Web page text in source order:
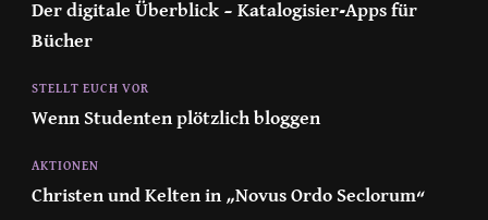
Der digitale Überblick – Katalogisier-Apps für
Bücher
STELLT EUCH VOR
Wenn Studenten plötzlich bloggen
AKTIONEN
Christen und Kelten in „Novus Ordo Seclorum“